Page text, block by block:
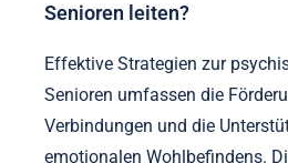
Senioren leiten?
Effektive Strategien zur
Senioren umfassen die
Verbindungen und die
emotionalen Wohlbefindens.